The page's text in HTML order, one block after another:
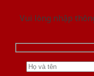
Vui lòng nhập